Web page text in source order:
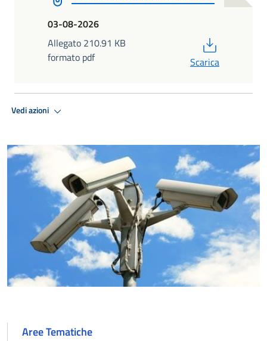
03-08-2026
Allegato 210.91 KB
formato pdf
Scarica
Vedi azioni
Aree Tematiche